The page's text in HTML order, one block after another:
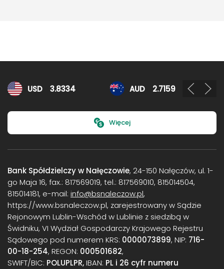
Kursy walut
USD 3.8334 AUD 2.7159
Więcej
Bank Spółdzielczy w Nałęczowie, 24-150 Nałęczów, ul. 1-
go Maja 16, fax.: 817569019, tel.: 817569010, 815014504,
815014181, e-mail: info@bsnaleczow.pl,
https://www.bsnaleczow.pl, zarejestrowany w Sądzie
Rejonowym Lublin-Wschód w Lublinie z siedzibą w
Świdniku, VI Wydział Gospodarczy Krajowego Rejestru
Sądowego pod numerem KRS: 0000073899, NIP: 716-
00-18-254, REGON: 000501682,
SWIFT/BIC: POLUPLPR,IBAN: PL i 26 cyfr numeru